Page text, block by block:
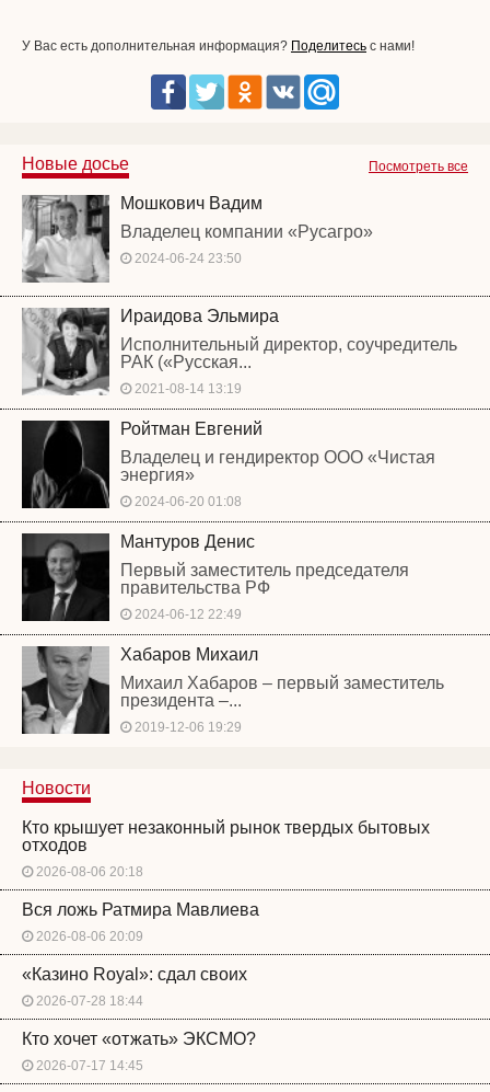
У Вас есть дополнительная информация? Поделитесь с нами!
Посмотреть все
Новые досье
Мошкович Вадим
Владелец компании «Русагро»
2024-06-24 23:50
Ираидова Эльмира
Исполнительный директор, соучредитель
РАК («Русская...
2021-08-14 13:19
Ройтман Евгений
Владелец и гендиректор ООО «Чистая
энергия»
2024-06-20 01:08
Мантуров Денис
Первый заместитель председателя
правительства РФ
2024-06-12 22:49
Хабаров Михаил
Михаил Хабаров – первый заместитель
президента –...
2019-12-06 19:29
Новости
Кто крышует незаконный рынок твердых бытовых
отходов
2026-08-06 20:18
Вся ложь Ратмира Мавлиева
2026-08-06 20:09
«Казино Royal»: сдал своих
2026-07-28 18:44
Кто хочет «отжать» ЭКСМО?
2026-07-17 14:45